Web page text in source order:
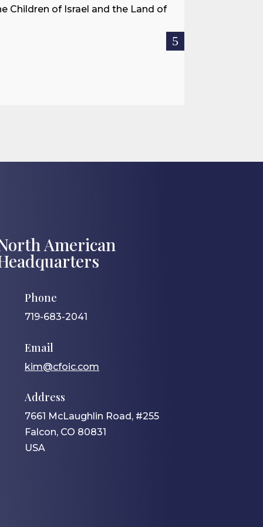
Children of Israel and the Land of
American
Phone
719-683-2041
Email
kim@cfoic.com
Address
7661 McLaughlin Road, #255
Falcon, CO 80831
USA